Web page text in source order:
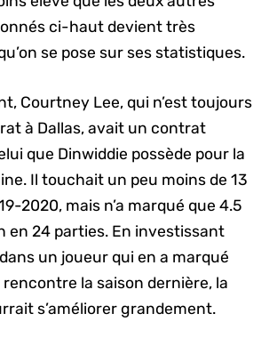
ci-haut devient très
se pose sur ses statistiques.
Courtney Lee, qui n’est toujours
à Dallas, avait un contrat
que Dinwiddie possède pour la
Il touchait un peu moins de 13
2020, mais n’a marqué que 4.5
en 24 parties. En investissant
un joueur qui en a marqué
rencontre la saison dernière, la
s’améliorer grandement.